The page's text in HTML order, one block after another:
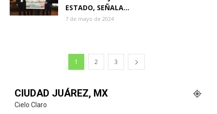
ESTADO, SEÑALA...
7 de mayo de 2024
1 2 3
CIUDAD JUÁREZ, MX
Cielo Claro